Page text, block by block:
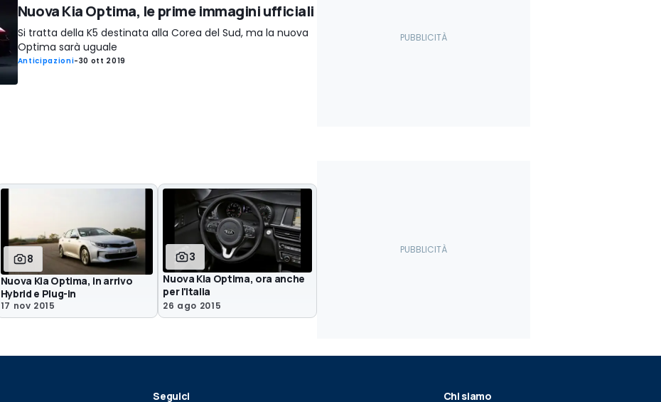
Nuova Kia Optima, le prime immagini ufficiali
Si tratta della K5 destinata alla Corea del Sud, ma la nuova
Optima sarà uguale
Anticipazioni-30 ott 2019
8
Nuova Kia Optima, in arrivo
Hybrid e Plug-in
17 nov 2015
3
Nuova Kia Optima, ora anche
per l'Italia
26 ago 2015
Seguici Chi siamo